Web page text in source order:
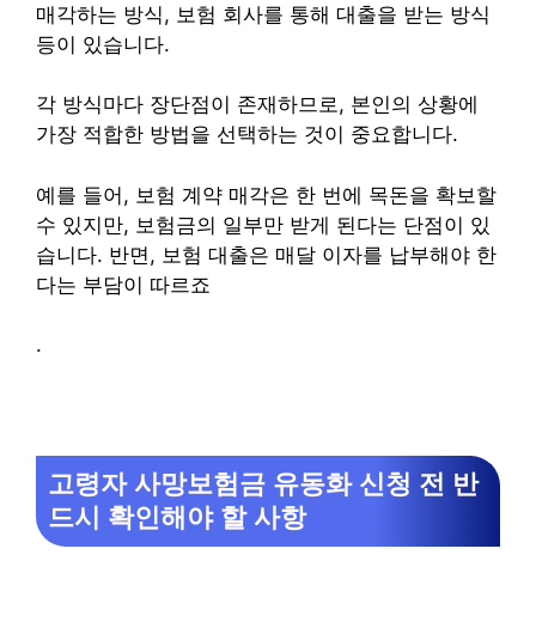
매각하는 방식, 보험 회사를 통해 대출을 받는 방식
등이 있습니다.
각 방식마다 장단점이 존재하므로, 본인의 상황에
가장 적합한 방법을 선택하는 것이 중요합니다.
예를 들어, 보험 계약 매각은 한 번에 목돈을 확보할
수 있지만, 보험금의 일부만 받게 된다는 단점이 있
습니다. 반면, 보험 대출은 매달 이자를 납부해야 한
다는 부담이 따르죠
.
고령자 사망보험금 유동화 신청 전 반
드시 확인해야 할 사항